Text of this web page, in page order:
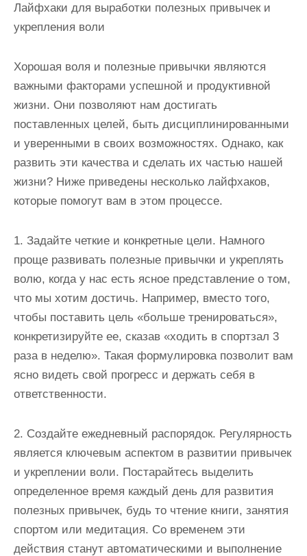
Лайфхаки для выработки полезных привычек и
укрепления воли
Хорошая воля и полезные привычки являются
важными факторами успешной и продуктивной
жизни. Они позволяют нам достигать
поставленных целей, быть дисциплинированными
и уверенными в своих возможностях. Однако, как
развить эти качества и сделать их частью нашей
жизни? Ниже приведены несколько лайфхаков,
которые помогут вам в этом процессе.
1. Задайте четкие и конкретные цели. Намного
проще развивать полезные привычки и укреплять
волю, когда у нас есть ясное представление о том,
что мы хотим достичь. Например, вместо того,
чтобы поставить цель «больше тренироваться»,
конкретизируйте ее, сказав «ходить в спортзал 3
раза в неделю». Такая формулировка позволит вам
ясно видеть свой прогресс и держать себя в
ответственности.
2. Создайте ежедневный распорядок. Регулярность
является ключевым аспектом в развитии привычек
и укреплении воли. Постарайтесь выделить
определенное время каждый день для развития
полезных привычек, будь то чтение книги, занятия
спортом или медитация. Со временем эти
действия станут автоматическими и выполнение